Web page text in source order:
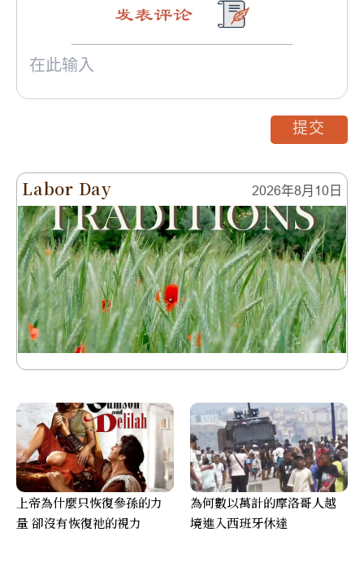
Labor Day 2026年8月10日
发表评论
提交
上帝為什麼只恢復參孫的力
量 卻沒有恢復祂的視力
為何數以萬計的摩洛哥人越
境進入西班牙休達